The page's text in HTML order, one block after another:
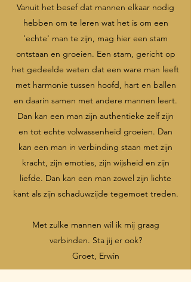
Vanuit het besef dat mannen elkaar nodig
hebben om te leren wat het is om een
'echte' man te zijn, mag hier een stam
ontstaan en groeien. Een stam, gericht op
het gedeelde weten dat een ware man leeft
met harmonie tussen hoofd, hart en ballen
en daarin samen met andere mannen leert.
Dan kan een man zijn authentieke zelf zijn
en tot echte volwassenheid groeien. Dan
kan een man in verbinding staan met zijn
kracht, zijn emoties, zijn wijsheid en zijn
liefde. Dan kan een man zowel zijn lichte
kant als zijn schaduwzijde tegemoet treden.
Met zulke mannen wil ik mij graag
verbinden. Sta jij er ook?
Groet, Erwin